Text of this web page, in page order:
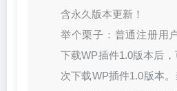
含永久版本更新！
举个栗子：普通注册用
下载WP插件1.0版本后
次下载WP插件1.0版本